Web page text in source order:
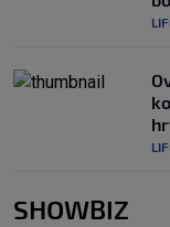
SHOWBIZ